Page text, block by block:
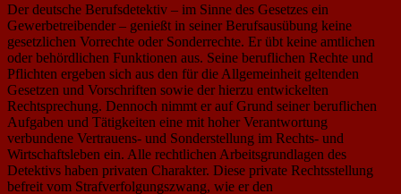
Der deutsche Berufsdetektiv – im Sinne des Gesetzes ein
Gewerbetreibender – genießt in seiner Berufsausübung keine
gesetzlichen Vorrechte oder Sonderrechte. Er übt keine amtlichen
oder behördlichen Funktionen aus. Seine beruflichen Rechte und
Pflichten ergeben sich aus den für die Allgemeinheit geltenden
Gesetzen und Vorschriften sowie der hierzu entwickelten
Rechtsprechung. Dennoch nimmt er auf Grund seiner beruflichen
Aufgaben und Tätigkeiten eine mit hoher Verantwortung
verbundene Vertrauens- und Sonderstellung im Rechts- und
Wirtschaftsleben ein. Alle rechtlichen Arbeitsgrundlagen des
Detektivs haben privaten Charakter. Diese private Rechtsstellung
befreit vom Strafverfolgungszwang, wie er den